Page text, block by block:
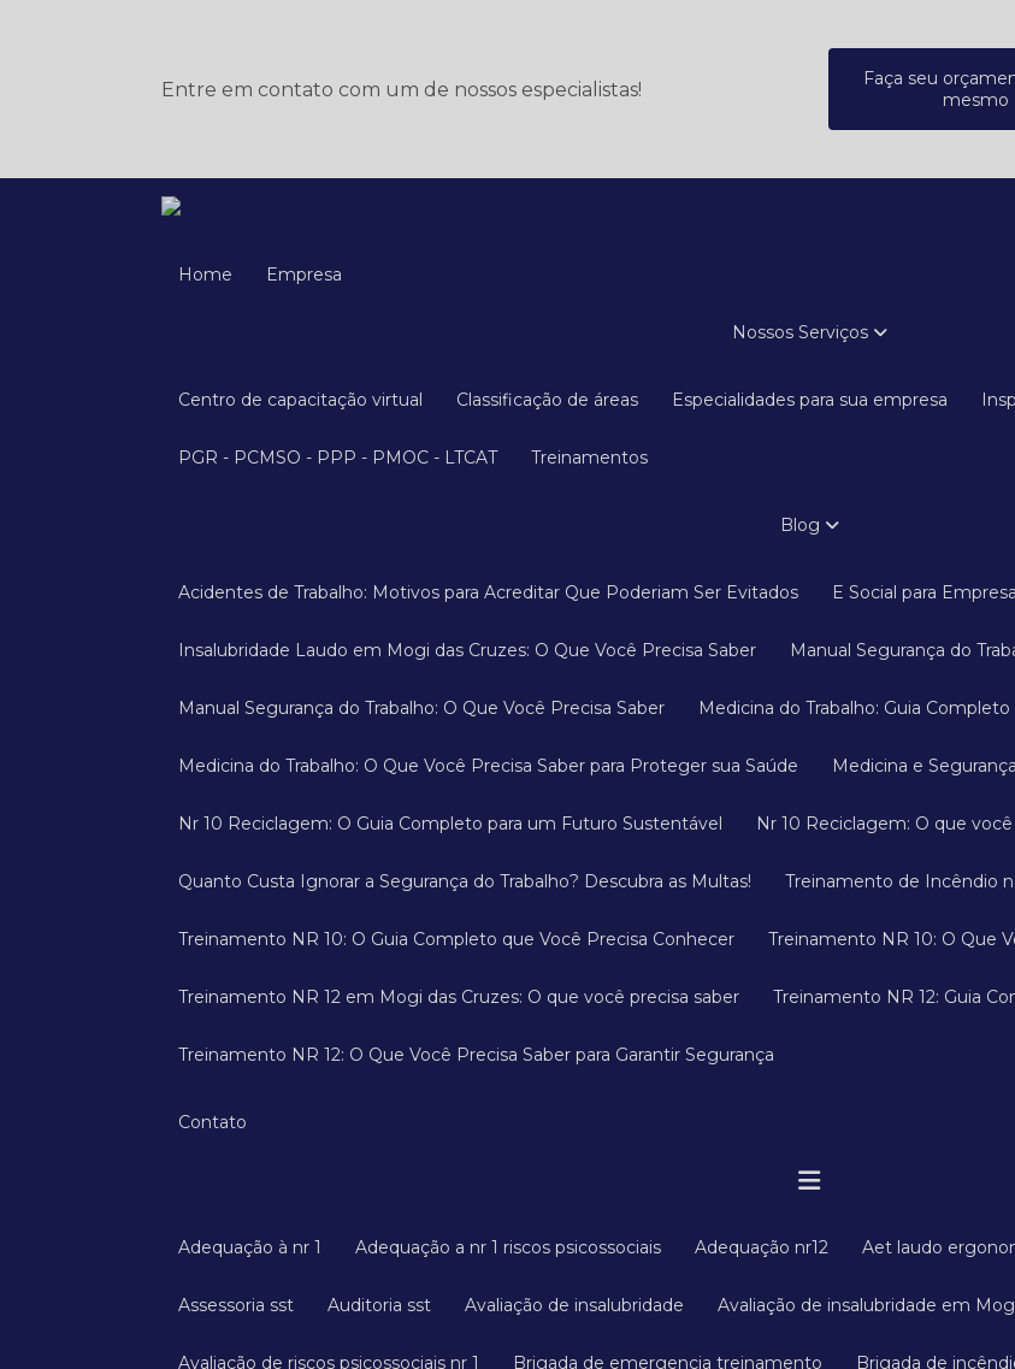
Entre em contato com um de nossos especialistas!
Faça seu
mesmo
Home Empresa
Nossos Serviços
Centro de capacitação virtual Classificação de áreas Especialidades para sua empresa
PGR - PCMSO - PPP - PMOC - LTCAT Treinamentos
Blog
Acidentes de Trabalho: Motivos para Acreditar Que Poderiam Ser Evitados E Social para
Insalubridade Laudo em Mogi das Cruzes: O Que Você Precisa Saber Manual Segurança do
Manual Segurança do Trabalho: O Que Você Precisa Saber Medicina do Trabalho: Guia
Medicina do Trabalho: O Que Você Precisa Saber para Proteger sua Saúde Medicina e
Nr 10 Reciclagem: O Guia Completo para um Futuro Sustentável Nr 10 Reciclagem: O que
Quanto Custa Ignorar a Segurança do Trabalho? Descubra as Multas! Treinamento de Incêndio
Treinamento NR 10: O Guia Completo que Você Precisa Conhecer Treinamento NR 10: O Que
Treinamento NR 12 em Mogi das Cruzes: O que você precisa saber Treinamento NR 12: Guia
Treinamento NR 12: O Que Você Precisa Saber para Garantir Segurança
Contato
Adequação à nr 1 Adequação a nr 1 riscos psicossociais Adequação nr12 Aet laudo
Assessoria sst Auditoria sst Avaliação de insalubridade Avaliação de insalubridade em
Avaliação de riscos psicossociais nr 1 Brigada de emergencia treinamento Brigada de